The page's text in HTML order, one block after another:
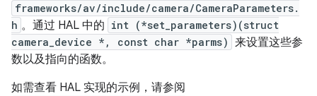
frameworks/av/include/camera/CameraParameters.
h 。通过 HAL 中的 int (*set_parameters)(struct
camera_device *, const char *parms) 来设置这些参
数以及指向的函数。
如需查看 HAL 实现的示例，请参阅